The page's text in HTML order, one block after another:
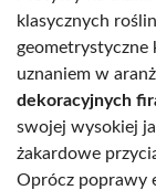
klasycznych
geometrystyczne
uznaniem w
dekoracyjnych
swojej wysokiej
żakardowe
Oprócz poprawy